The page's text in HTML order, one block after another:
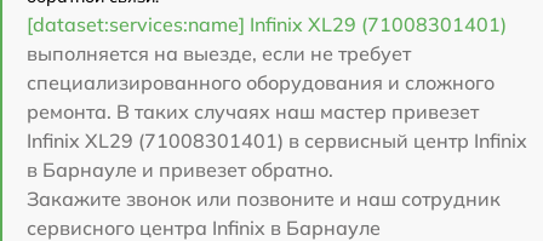
[dataset:services:name] Infinix XL29 (71008301401)
выполняется на выезде, если не требует
специализированного оборудования и сложного
ремонта. В таких случаях наш мастер привезет
Infinix XL29 (71008301401) в сервисный центр Infinix
в Барнауле и привезет обратно.
Закажите звонок или позвоните и наш сотрудник
сервисного центра Infinix в Барнауле